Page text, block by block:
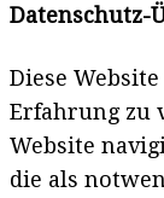
Datenschutz-
Diese
Erfahrung zu
Website
die als